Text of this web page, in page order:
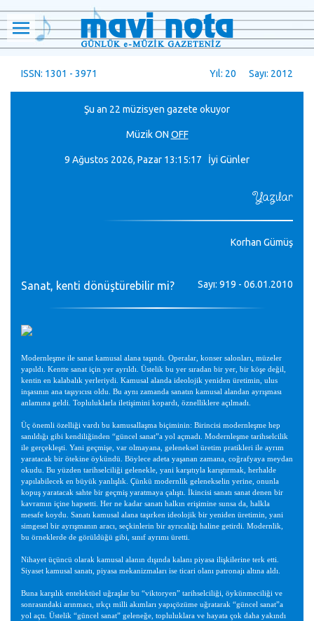
ISSN: 1301 - 3971 Yıl: 20 Sayı: 2012
Şu an 22 müzisyen gazete okuyor
MüzikON OFF
9 Ağustos 2026, Pazar 13:15:18 İyi Günler
Yazılar
Korhan Gümüş
Sanat, kenti dönüştürebilir mi? Sayı: 919 - 06.01.2010
Modernleşme ile sanat kamusal alana taşındı. Operalar, konser salonları, müzeler
yapıldı. Kentte sanat için yer ayrıldı. Üstelik bu yer sıradan bir yer, bir köşe değil,
kentin en kalabalık yerleriydi. Kamusal alanda ideolojik yeniden üretimin, ulus
inşasının ana taşıyıcısı oldu. Bu aynı zamanda sanatın kamusal alandan ayrışması
anlamına geldi. Topluluklarla iletişimini kopardı, öznelliklere açılmadı.
Üç önemli özelliği vardı bu kamusallaşma biçiminin: Birincisi modernleşme hep
sanıldığı gibi kendiliğinden “güncel sanat”a yol açmadı. Modernleşme tarihselcilik
ile gerçekleşti. Yani geçmişe, var olmayana, geleneksel üretim pratikleri ile ayrım
yaratacak bir ötekine öykündü. Böylece adeta yaşanan zamana, coğrafyaya meydan
okudu. Bu yüzden tarihselciliği gelenekle, yani karşıtıyla karıştırmak, herhalde
yapılabilecek en büyük yanlışlık. Çünkü modernlik gelenekselin yerine, onunla
kopuş yaratacak sahte bir geçmiş yaratmaya çalıştı. İkincisi sanatı sanat denen bir
kavramın içine hapsetti. Her ne kadar sanatı halkın erişimine sunsa da, halkla
mesafe koydu. Sanatı kamusal alana taşırken ideolojik bir yeniden üretimin, yani
simgesel bir ayrışmanın aracı, seçkinlerin bir ayrıcalığı haline getirdi. Modernlik,
bu örneklerde de görüldüğü gibi, sınıf ayrımı üretti.
Nihayet üçüncü olarak kamusal alanın dışında kalanı piyasa ilişkilerine terk etti.
Siyaset kamusal sanatı, piyasa mekanizmaları ise ticari olanı patronajı altına aldı.
Buna karşılık entelektüel uğraşlar bu “viktoryen” tarihselciliği, öykünmeciliği ve
sonrasındaki arınmacı, ırkçı milli akımları yapıçözüme uğratarak “güncel sanat”a
yol açtı. Üstelik “güncel sanat” geleneğe, topluluklara ve hayata çok daha yakındı